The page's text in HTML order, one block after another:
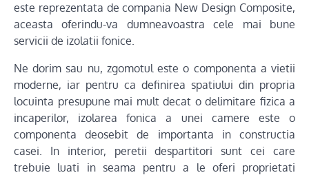
este reprezentata de compania New Design Composite,
aceasta oferindu-va dumneavoastra cele mai bune
servicii de izolatii fonice.
Ne dorim sau nu, zgomotul este o componenta a vietii
moderne, iar pentru ca definirea spatiului din propria
locuinta presupune mai mult decat o delimitare fizica a
incaperilor, izolarea fonica a unei camere este o
componenta deosebit de importanta in constructia
casei. In interior, peretii despartitori sunt cei care
trebuie luati in seama pentru a le oferi proprietati